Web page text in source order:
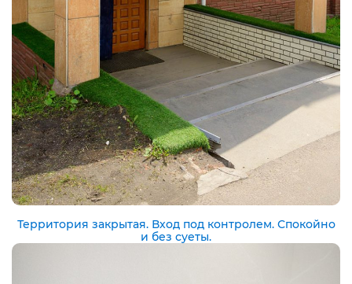
Территория закрытая. Вход под контролем. Спокойно
и без суеты.